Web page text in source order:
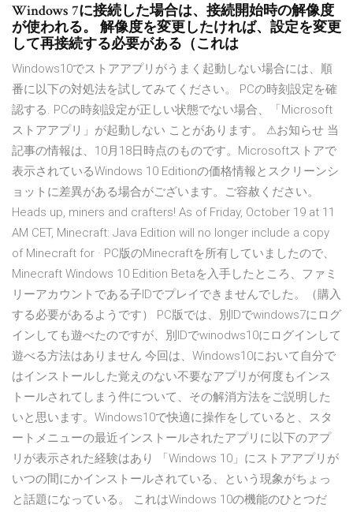
Windows 7に接続した場合は、接続開始時の解像度
が使われる。 解像度を変更したければ、設定を変更
して再接続する必要がある（これは
Windows10でストアアプリがうまく起動しない場合には、順
番に以下の対処法を試してみてください。 PCの時刻設定を確
認する. PCの時刻設定が正しい状態でない場合、「Microsoft
ストアアプリ」が起動しない ことがあります。 ⚠お知らせ 当
記事の情報は、10月18日時点のものです。Microsoftストアで
表示されているWindows 10 Editionの価格情報とスクリーンシ
ョットに差異がある場合がございます。ご容赦ください。
Heads up, miners and crafters! As of Friday, October 19 at 11
AM CET, Minecraft: Java Edition will no longer include a copy
of Minecraft for · PC版のMinecraftを所有していましたので、
Minecraft Windows 10 Edition Betaを入手したところ、ファミ
リーアカウントである子IDでプレイできませんでした。（購入
する必要があるようです） PC版では、別IDでwindows7にログ
インしても遊べたのですが、別IDでwinodws10にログインして
遊べる方法はありません 今回は、Windows10において自分で
はインストールした覚えのない不要なアプリが何度もインス
トールされてしまう件について、その解消方法をご説明した
いと思います。Windows10で快適に操作をしていると、スタ
ートメニューの最近インストールされたアプリに以下のアプ
リが表示された経験はあり 「Windows 10」にストアアプリが
いつの間にかインストールされている、という現象がちょっ
と話題になっている。 これはWindows 10の機能のひとつだ